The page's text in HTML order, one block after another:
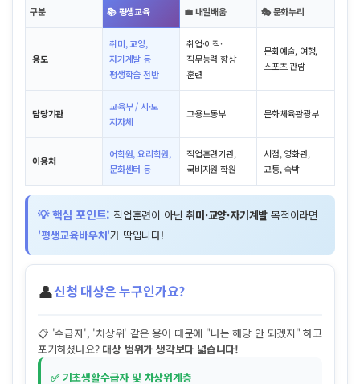
구분 📚 평생교육 💼 내일배움 🎭 문화누리
용도
취미, 교양,
자기계발 등
평생학습 전반
취업·이직·
직무능력 향상
훈련
문화예술, 여행,
스포츠 관람
담당기관
교육부 / 시·도
지자체
고용노동부 문화체육관광부
이용처
어학원, 요리학원,
문화센터 등
직업훈련기관,
국비지원 학원
서점, 영화관,
교통, 숙박
💡 핵심 포인트: 직업훈련이 아닌 취미·교양·자기계발 목적이라면
'평생교육바우처'가 딱입니다!
👤신청 대상은 누구인가요?
📋 '수급자', '차상위' 같은 용어 때문에 "나는 해당 안 되겠지" 하고
포기하셨나요? 대상 범위가 생각보다 넓습니다!
✅ 기초생활수급자 및 차상위계층